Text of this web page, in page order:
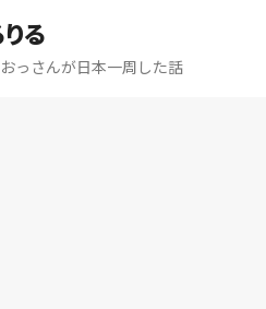
る
っさんが日本一周した話